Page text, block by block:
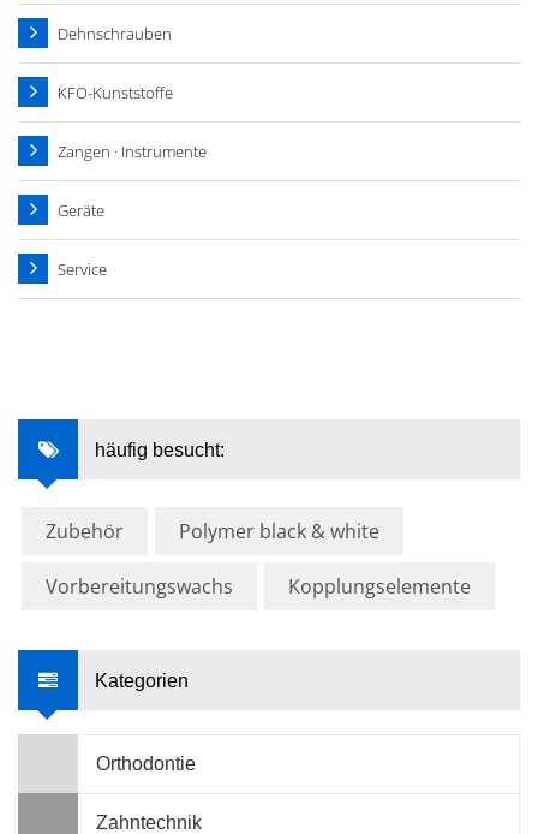
Dehnschrauben
KFO-Kunststoffe
Zangen · Instrumente
Geräte
Service
häufig besucht:
Zubehör Polymer black & white
Vorbereitungswachs Kopplungselemente
Kategorien
Orthodontie
Zahntechnik